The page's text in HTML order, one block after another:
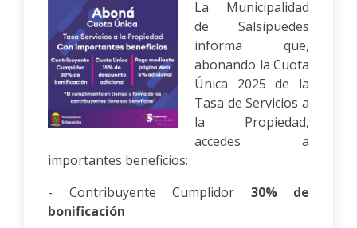
La Municipalidad
de Salsipuedes
informa que,
abonando la Cuota
Única 2025 de la
Tasa de Servicios a
la Propiedad,
accedes a
importantes beneficios:
- Contribuyente Cumplidor 30% de
bonificación